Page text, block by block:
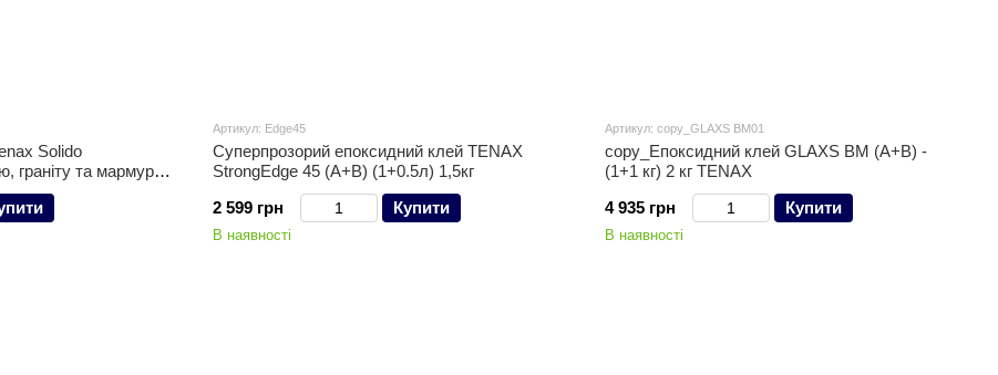
Solido
граніту та мармуру
Артикул: Edge45
Суперпрозорий епоксидний клей TENAX
StrongEdge 45 (A+B) (1+0.5л) 1,5кг
2 599 грн
Купити
В наявності
Артикул: copy_GLAXS BM01
copy_Епоксидний клей GLAXS BM (A+B) -
(1+1 кг) 2 кг TENAX
4 935 грн
Купити
В наявності